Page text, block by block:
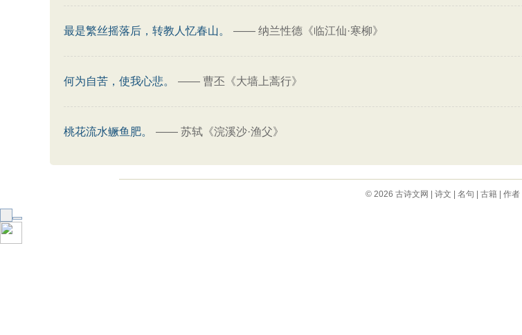
最是繁丝摇落后，转教人忆春山。 —— 纳兰性德《临江仙·寒柳》
何为自苦，使我心悲。 —— 曹丕《大墙上蒿行》
桃花流水鳜鱼肥。 —— 苏轼《浣溪沙·渔父》
© 2026 古诗文网 诗文 名句 古籍| 作者|